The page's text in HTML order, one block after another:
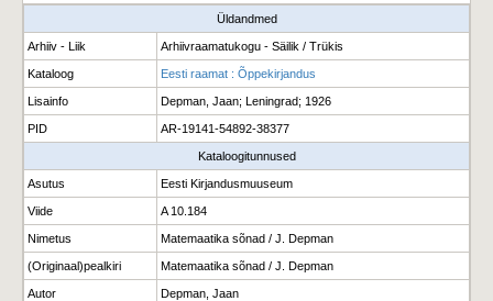
Üldandmed
Arhiiv - Liik Arhiivraamatukogu - Säilik / Trükis
Kataloog Eesti raamat : Õppekirjandus
Lisainfo Depman, Jaan; Leningrad; 1926
PID AR-19141-54892-38377
Kataloogitunnused
Asutus Eesti Kirjandusmuuseum
Viide A 10.184
Nimetus Matemaatika sõnad / J. Depman
(Originaal)pealkiri Matemaatika sõnad / J. Depman
Autor Depman, Jaan